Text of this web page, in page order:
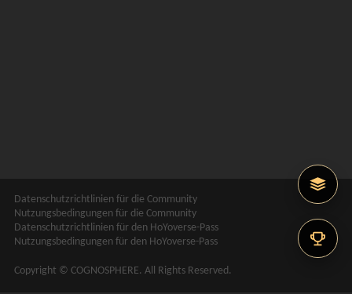
Datenschutzrichtlinien für die Community
Nutzungsbedingungen für die Community
Datenschutzrichtlinien für den HoYoverse-Pass
Nutzungsbedingungen für den HoYoverse-Pass
Copyright © COGNOSPHERE. All Rights Reserved.